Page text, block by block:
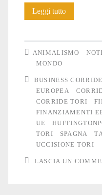
Leggi tuttoSpagna:
piedi
grazie
ai
fondi
ANIMALISMO
MONDO
BUSINESS CORRIDE
EUROPEA
CORRIDE TORI
FINANZIAMENTI
UE
TORI
SPAGNA
UCCISIONE TORI
LASCIA UN